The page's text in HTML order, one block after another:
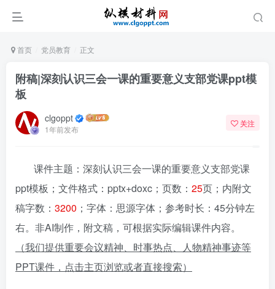
首页 党员教育 正文
附稿|深刻认识三会一课的重要意义支部党课ppt模
板
clgoppt
1年前发布
关注
课件主题：深刻认识三会一课的重要意义支部党课
ppt模板；文件格式：pptx+doxc；页数： 25页；内附文
稿字数： 3200 ；字体：思源字体；参考时长：45分钟左
右。非AI制作，附文稿，可根据实际编辑课件内容。
（我们提供重要会议精神、时事热点、人物精神事迹等
PPT课件，点击主页浏览或者直接搜索）